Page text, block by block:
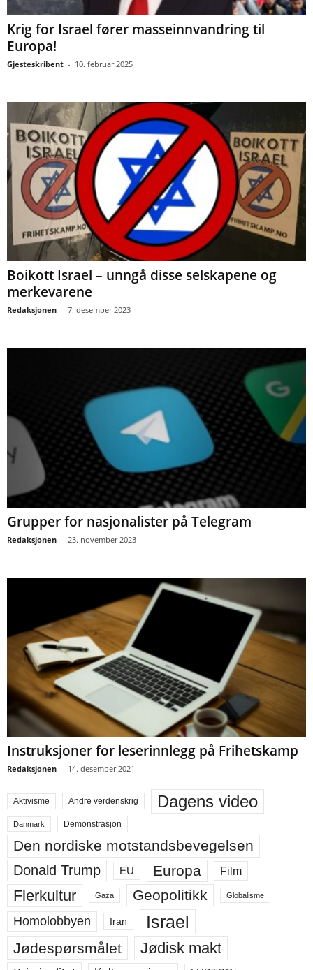
Krig for Israel fører masseinnvandring til
Europa!
Gjesteskribent - 10. februar 2025
Boikott Israel – unngå disse selskapene og
merkevarene
Redaksjonen - 7. desember 2023
Grupper for nasjonalister på Telegram
Redaksjonen - 23. november 2023
Instruksjoner for leserinnlegg på Frihetskamp
Redaksjonen - 14. desember 2021
Aktivisme Andre verdenskrig Dagens video
Danmark Demonstrasjon
Den nordiske motstandsbevegelsen
Donald Trump EU Europa Film
Flerkultur Gaza Geopolitikk Globalisme
Homolobbyen Iran Israel
Jødespørsmålet Jødisk makt